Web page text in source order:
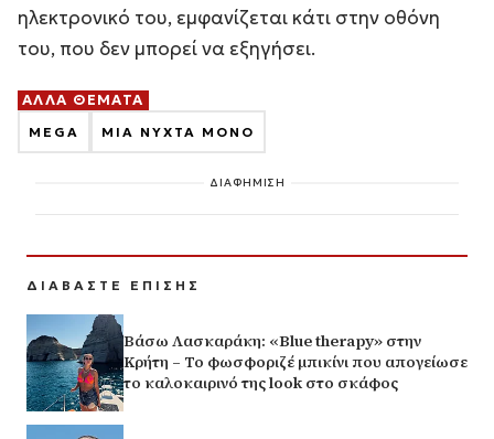
ηλεκτρονικό του, εμφανίζεται κάτι στην οθόνη
του, που δεν μπορεί να εξηγήσει.
ΑΛΛΑ ΘΕΜΑΤΑ
MEGA ΜΙΑ ΝΥΧΤΑ ΜΟΝΟ
ΔΙΑΦΗΜΙΣΗ
ΔΙΑΒΑΣΤΕ ΕΠΙΣΗΣ
Βάσω Λασκαράκη: «Blue therapy» στην
Κρήτη – Το φωσφοριζέ μπικίνι που απογείωσε
το καλοκαιρινό της look στο σκάφος